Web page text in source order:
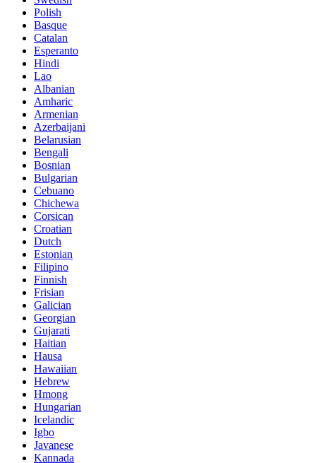
Polish
Basque
Catalan
Esperanto
Hindi
Lao
Albanian
Amharic
Armenian
Azerbaijani
Belarusian
Bengali
Bosnian
Bulgarian
Cebuano
Chichewa
Corsican
Croatian
Dutch
Estonian
Filipino
Finnish
Frisian
Galician
Georgian
Gujarati
Haitian
Hausa
Hawaiian
Hebrew
Hmong
Hungarian
Icelandic
Igbo
Javanese
Kannada